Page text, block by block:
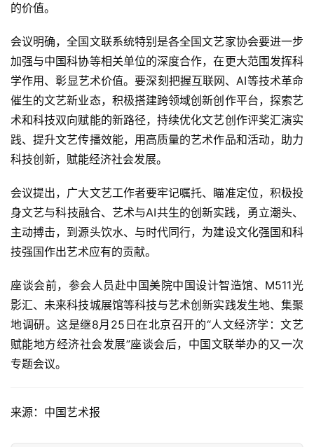
学
研
究
法
书
欣
赏
砚
边
夜
话
美
术
图
库
容
寫
錯
的价值。
会议明确，全国文联系统特别是各全国文艺家协会要进一步
加强与中国科协等相关单位的深度合作，在更大范围发挥科
学作用、彰显艺术价值。要深刻把握互联网、AI等技术革命
催生的文艺新业态，积极搭建跨领域创新创作平台，探索艺
术和科技双向赋能的新路径，持续优化文艺创作评奖汇演实
践、提升文艺传播效能，用高质量的艺术作品和活动，助力
科技创新，赋能经济社会发展。
会议提出，广大文艺工作者要牢记嘱托、瞄准定位，积极投
身文艺与科技融合、艺术与AI共生的创新实践，勇立潮头、
主动搏击，到源头饮水、与时代同行，为建设文化强国和科
技强国作出艺术应有的贡献。
座谈会前，参会人员赴中国美院中国设计智造馆、M511光
影汇、未来科技城展馆等科技与艺术创新实践发生地、集聚
地调研。这是继8月25日在北京召开的“人文经济学：文艺
赋能地方经济社会发展”座谈会后，中国文联举办的又一次
专题会议。
来源：中国艺术报